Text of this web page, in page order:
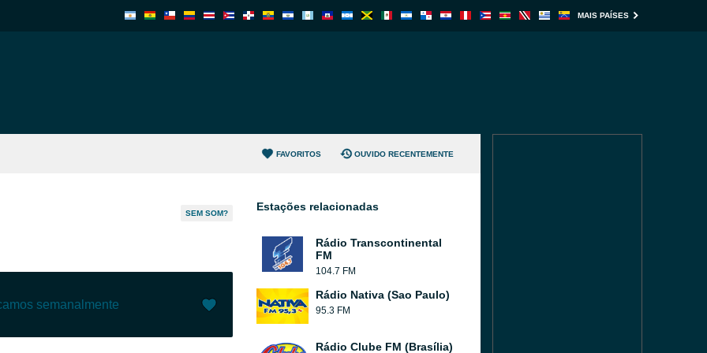
MAIS PAÍSES
FAVORITOS OUVIDO RECENTEMENTE
SEM SOM?
semanalmente
Estações relacionadas
Rádio Transcontinental
FM
104.7 FM
Rádio Nativa (Sao Paulo)
95.3 FM
Rádio Clube FM (Brasília)